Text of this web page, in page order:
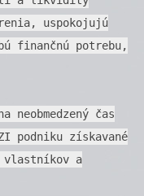
uspokojujú
finančnú potrebu,
čas
podniku získavané
vlastníkov a